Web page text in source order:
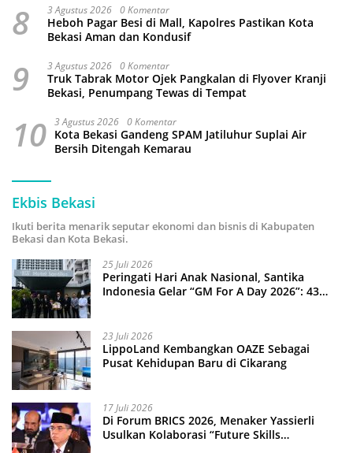
8 3 Agustus 2026 0 Komentar
Heboh Pagar Besi di Mall, Kapolres Pastikan Kota
Bekasi Aman dan Kondusif
9 3 Agustus 2026 0 Komentar
Truk Tabrak Motor Ojek Pangkalan di Flyover Kranji
Bekasi, Penumpang Tewas di Tempat
10 3 Agustus 2026 0 Komentar
Kota Bekasi Gandeng SPAM Jatiluhur Suplai Air
Bersih Ditengah Kemarau
Ekbis Bekasi
Ikuti berita menarik seputar ekonomi dan bisnis di Kabupaten
Bekasi dan Kota Bekasi.
25 Juli 2026
Peringati Hari Anak Nasional, Santika
Indonesia Gelar “GM For A Day 2026”: 43
23 Juli 2026
LippoLand Kembangkan OAZE Sebagai
Pusat Kehidupan Baru di Cikarang
17 Juli 2026
Di Forum BRICS 2026, Menaker Yassierli
Usulkan Kolaborasi “Future Skills